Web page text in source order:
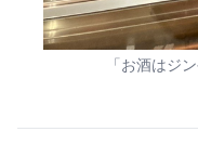
「お酒はジ